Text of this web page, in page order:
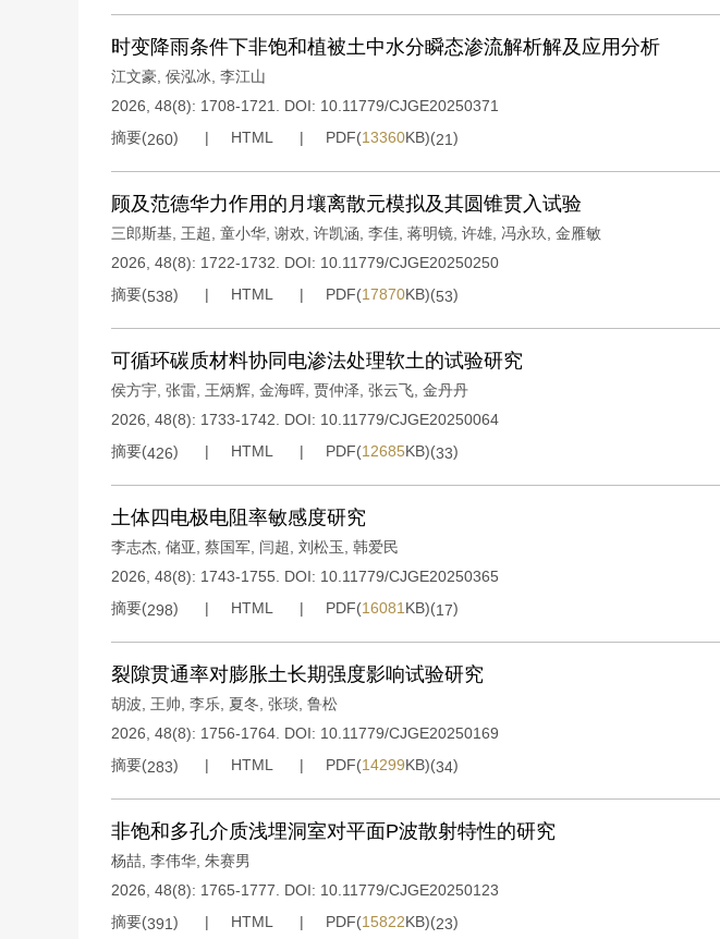
时变降雨条件下非饱和植被土中水分瞬态渗流解析解及应用分析
江文豪 侯泓冰 李江山
2026, 48(8): 1708-1721.
DOI: 10.11779/CJGE20250371
摘要(260) HTML PDF(13360KB)(21)
顾及范德华力作用的月壤离散元模拟及其圆锥贯入试验
三郎斯基 王超 童小华 谢欢 许凯涵 李佳 蒋明镜 许雄 冯永玖
金雁敏
2026, 48(8): 1722-1732.
DOI: 10.11779/CJGE20250250
摘要(538) HTML PDF(17870KB)(53)
可循环碳质材料协同电渗法处理软土的试验研究
侯方宇 张雷 王炳辉 金海晖 贾仲泽 张云飞 金丹丹
2026, 48(8): 1733-1742.
DOI: 10.11779/CJGE20250064
摘要(426) HTML PDF(12685KB)(33)
土体四电极电阻率敏感度研究
李志杰 储亚 蔡国军 闫超 刘松玉
韩爱民
2026, 48(8): 1743-1755.
DOI: 10.11779/CJGE20250365
摘要(298) HTML PDF(16081 KB)(17)
裂隙贯通率对膨胀土长期强度影响试验研究
胡波 王帅 李乐 夏冬 张琰 鲁松
2026, 48(8): 1756-1764. DOI: 10.11779/CJGE20250169
摘要(283) HTML PDF(14299KB)(34)
非饱和多孔介质浅埋洞室对平面P波散射特性的研究
杨喆 李伟华 朱赛男
2026, 48(8): 1765-1777.
DOI: 10.11779/CJGE20250123
摘要(391) HTML PDF(15822KB)(23)